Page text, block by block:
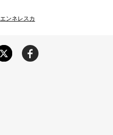
エンネレスカ